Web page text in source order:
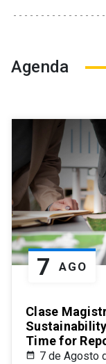
Agenda
7 AGO
Clase
Time for
7 de Agosto